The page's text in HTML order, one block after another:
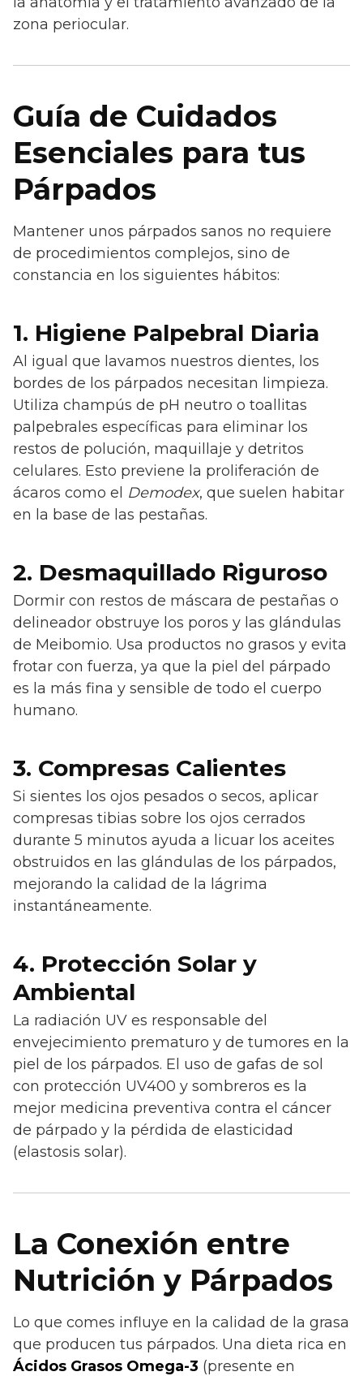
zona periocular.
Guía de Cuidados
Esenciales para tus
Párpados
Mantener unos párpados sanos no requiere
de procedimientos complejos, sino de
constancia en los siguientes hábitos:
1. Higiene Palpebral Diaria
Al igual que lavamos nuestros dientes, los
bordes de los párpados necesitan limpieza.
Utiliza champús de pH neutro o toallitas
palpebrales específicas para eliminar los
restos de polución, maquillaje y detritos
celulares. Esto previene la proliferación de
ácaros como el Demodex, que suelen habitar
en la base de las pestañas.
2. Desmaquillado Riguroso
Dormir con restos de máscara de pestañas o
delineador obstruye los poros y las glándulas
de Meibomio. Usa productos no grasos y evita
frotar con fuerza, ya que la piel del párpado
es la más fina y sensible de todo el cuerpo
humano.
3. Compresas Calientes
Si sientes los ojos pesados o secos, aplicar
compresas tibias sobre los ojos cerrados
durante 5 minutos ayuda a licuar los aceites
obstruidos en las glándulas de los párpados,
mejorando la calidad de la lágrima
instantáneamente.
4. Protección Solar y
Ambiental
La radiación UV es responsable del
envejecimiento prematuro y de tumores en la
piel de los párpados. El uso de gafas de sol
con protección UV400 y sombreros es la
mejor medicina preventiva contra el cáncer
de párpado y la pérdida de elasticidad
(elastosis solar).
La Conexión entre
Nutrición y Párpados
Lo que comes influye en la calidad de la grasa
que producen tus párpados. Una dieta rica en
Ácidos Grasos Omega-3 (presente en